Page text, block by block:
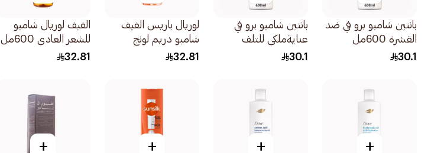
بانتين شامبو برو في ضد
القشرة 600مل
30.1
بانتين شامبو برو في
عنايةملكي للتلف
600مل
30.1
لوريال باريس الفيف
شامبو دريم لونج
ستريت لتمليس الشعر
32.81
الفيف لوريال شامبو
للشعر العادي 600مل
32.81
+
+
+
+